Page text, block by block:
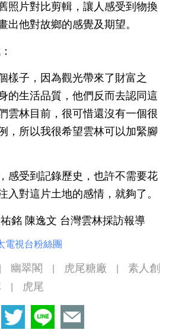
照片對比剪輯，讓人感受到物換
出他對故鄉的感覺及期望。
樣子，因為觀光帶來了財富之
的生活品質，他們反而去認同這
雲林目前，很可惜還沒有一個很
，所以我很希望雲林可以加緊腳
感受到記錄歷史，也許不需要花
入對這片土地的感情，就夠了。
銘 陳逸文 台灣雲林採訪報導
電視台粉絲團
幽翠閣 虎尾糖廠
素人創
虎尾